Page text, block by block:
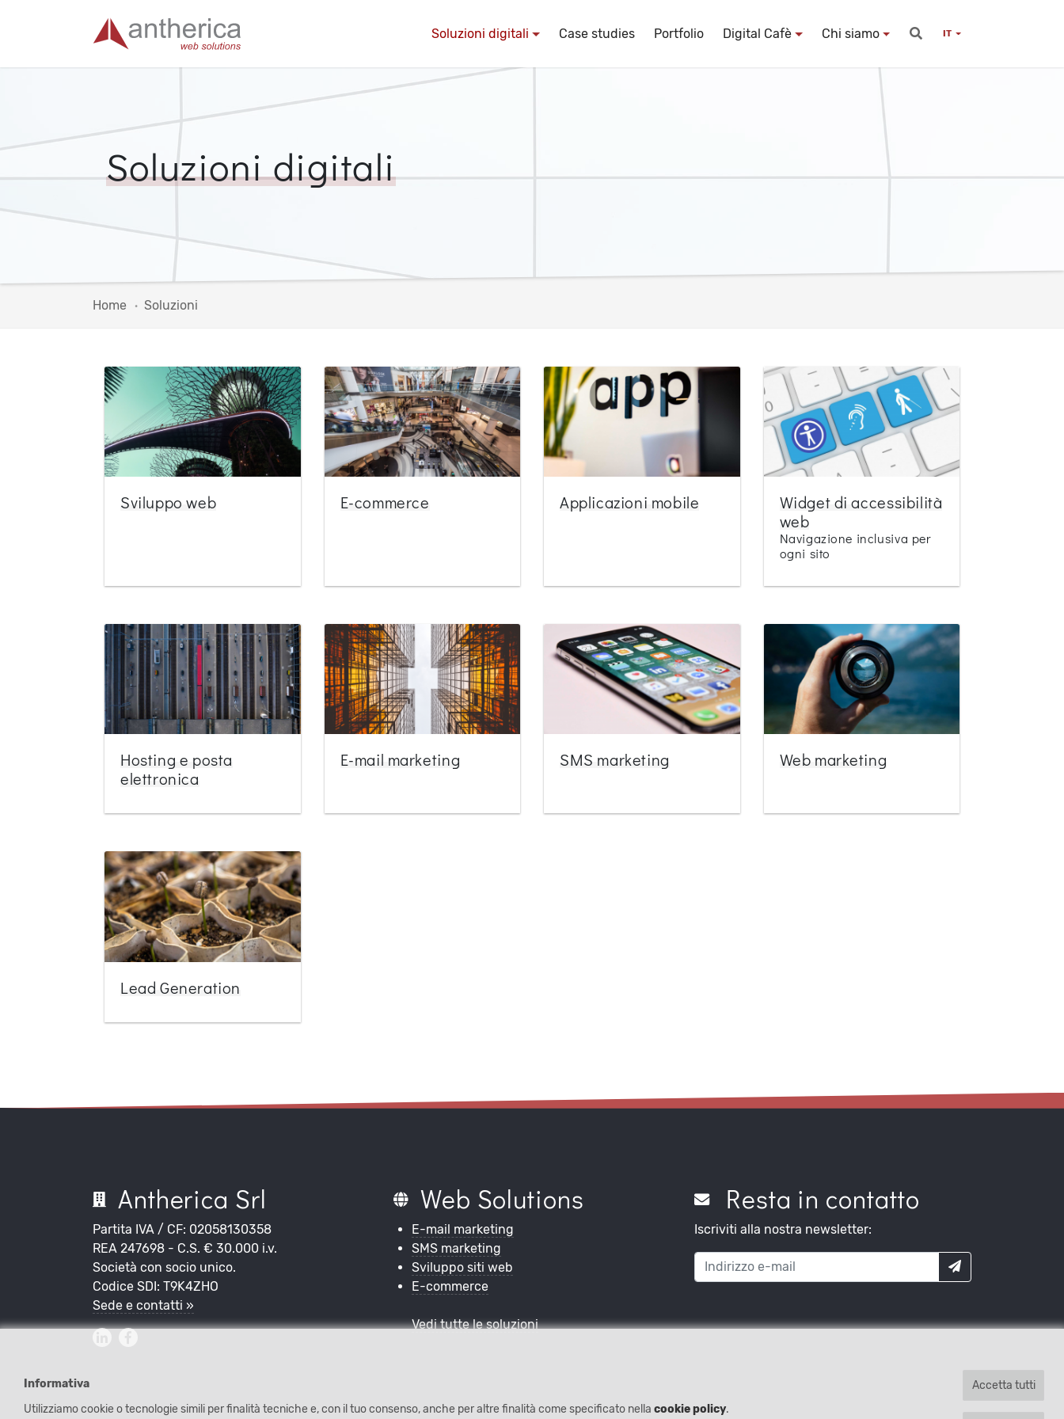
Soluzioni digitali Case studies Portfolio Digital Cafè Chi siamo IT
Soluzioni digitali
Home Soluzioni
Sviluppo web E-commerce Applicazioni mobile
Widget di accessibilità
web
Navigazione inclusiva per
ogni sito
Hosting e posta
elettronica
E-mail marketing SMS marketing Web marketing
Lead Generation
Antherica Srl
Partita IVA / CF: 02058130358
REA 247698 - C.S. € 30.000 i.v.
Società con socio unico.
Codice SDI: T9K4ZHO
Sede e contatti »
Web Solutions
E-mail marketing
SMS marketing
Sviluppo siti web
E-commerce
Vedi tutte le soluzioni
Resta in contatto
Iscriviti alla nostra newsletter:
Informativa
Utilizziamo cookie o tecnologie simili per finalità tecniche e, con il tuo consenso, anche per altre finalità come specificato nella cookie policy.
Accetta tutti